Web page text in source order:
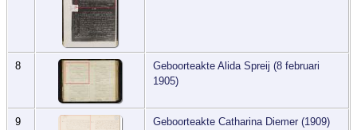
8
Geboorteakte Alida Spreij (8 februari
1905)
9 Geboorteakte Catharina Diemer (1909)